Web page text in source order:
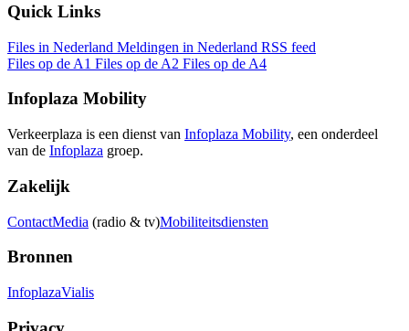
Quick Links
Files in Nederland Meldingen in Nederland RSS feed
Files op de A1 Files op de A2 Files op de A4
Infoplaza Mobility
Verkeerplaza is een dienst van Infoplaza Mobility, een onderdeel
van de Infoplaza groep.
Zakelijk
ContactMedia (radio & tv)Mobiliteitsdiensten
Bronnen
InfoplazaVialis